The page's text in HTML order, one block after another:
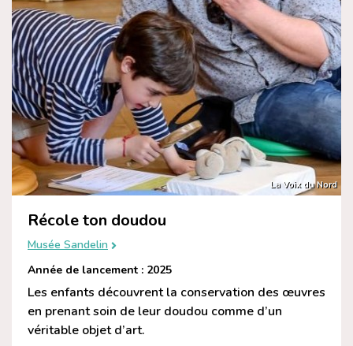
La Voix du Nord
Récole ton doudou
Musée Sandelin
Année de lancement : 2025
Les enfants découvrent la conservation des œuvres
en prenant soin de leur doudou comme d’un
véritable objet d’art.